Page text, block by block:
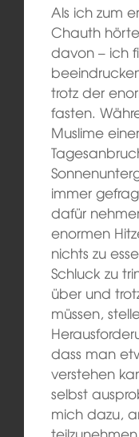
Als ich zum
Chauth
davon – ich
trotz der
fasten.
Muslime
immer
dafür
enormen
nichts zu
Schluck zu
über und
müssen,
dass man
verstehen
selbst
mich dazu,